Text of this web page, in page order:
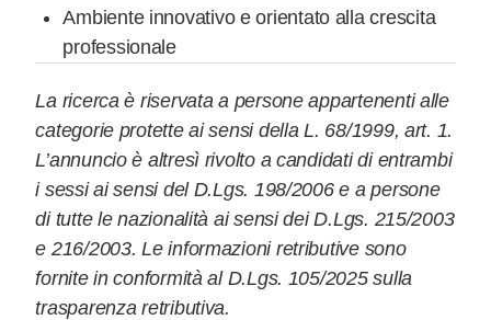
Ambiente innovativo e orientato alla crescita
professionale
La ricerca è riservata a persone appartenenti alle
categorie protette ai sensi della L. 68/1999, art. 1.
L’annuncio è altresì rivolto a candidati di entrambi
i sessi ai sensi del D.Lgs. 198/2006 e a persone
di tutte le nazionalità ai sensi dei D.Lgs. 215/2003
e 216/2003. Le informazioni retributive sono
fornite in conformità al D.Lgs. 105/2025 sulla
trasparenza retributiva.